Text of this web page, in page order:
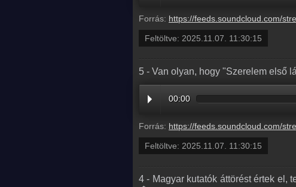
Forrás: https://feeds.soundcloud.com/stream/2208431942-radio1hungary-6-melyik-unnepunket-nem-
Feltöltve: 2025.11.07. 11:30:15
5 - Van olyan, hogy "Szerelem első
00:00
Forrás: https://feeds.soundcloud.com/stream/2208431939-radio1hungary-5-van-olyan-hogy-szerelem-elso-
Feltöltve: 2025.11.07. 11:30:15
4 - Magyar kutatók áttörést értek el,